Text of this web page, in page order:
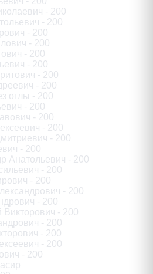
- 200
- 200
- 200
- 200
- 200
- 200
- 200
- 200
оглы - 200
- 200
- 200
- 200
- 200
- 200
Анатольевич - 200
- 200
- 200
- 200
- 200
Викторович - 200
- 200
- 200
- 200
- 200